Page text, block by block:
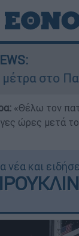
«Θέλω τον
ώρες μετά
νέα και